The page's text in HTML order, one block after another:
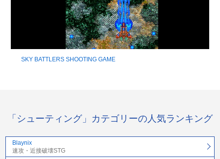
SKY BATTLERS SHOOTING GAME
「シューティング」カテゴリーの人気ランキング
Blaynix
速攻・近接破壊STG